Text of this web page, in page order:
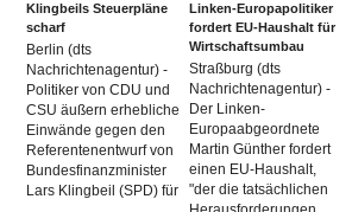
Klingbeils Steuerpläne
scharf
Berlin (dts
Nachrichtenagentur) -
Politiker von CDU und
CSU äußern erhebliche
Einwände gegen den
Referentenentwurf von
Bundesfinanzminister
Lars Klingbeil (SPD) für
Linken-Europapolitiker
fordert EU-Haushalt für
Wirtschaftsumbau
Straßburg (dts
Nachrichtenagentur) -
Der Linken-
Europaabgeordnete
Martin Günther fordert
einen EU-Haushalt,
"der die tatsächlichen